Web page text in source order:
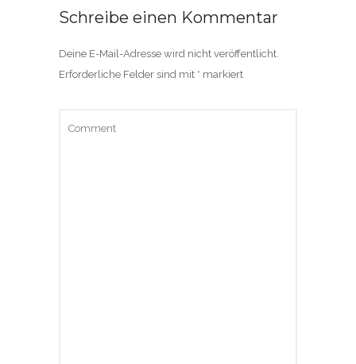
Schreibe einen Kommentar
Deine E-Mail-Adresse wird nicht veröffentlicht.
Erforderliche Felder sind mit * markiert